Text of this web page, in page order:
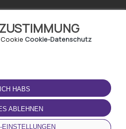
Cookie-Datenschutz
ICH HABS
ABLEHNEN
EINSTELLUNGEN
LADEN SIE DIE APP
HERUNTER